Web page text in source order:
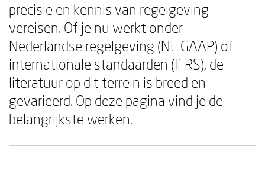
precisie en kennis van regelgeving
vereisen. Of je nu werkt onder
Nederlandse regelgeving (NL GAAP) of
internationale standaarden (IFRS), de
literatuur op dit terrein is breed en
gevarieerd. Op deze pagina vind je de
belangrijkste werken.